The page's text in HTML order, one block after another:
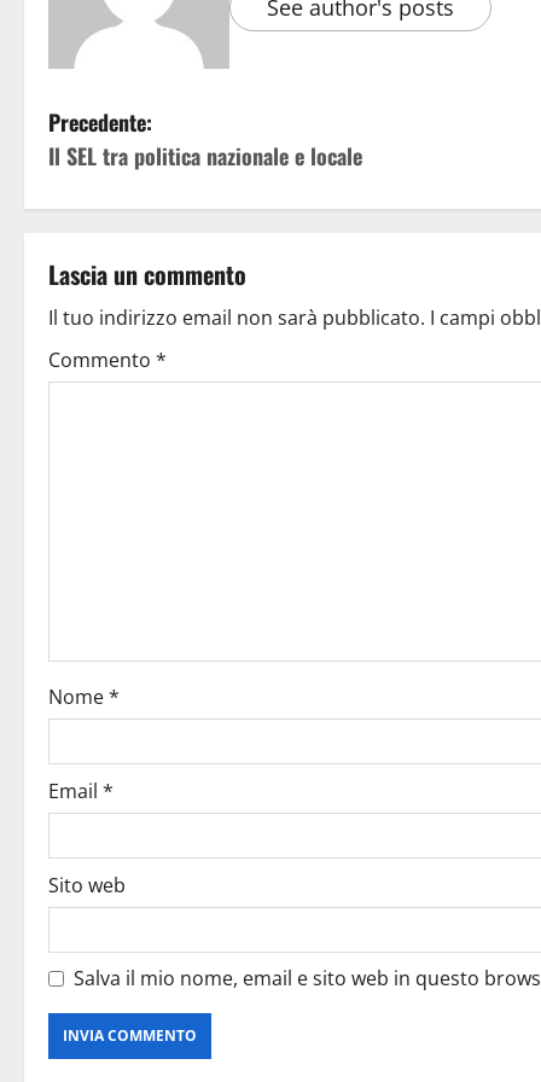
See author's posts
Precedente:
Il SEL tra politica nazionale e locale
Lascia un commento
Il tuo indirizzo email non sarà pubblicato. I campi
Commento *
Nome*
Email *
Sito web
Salva il mio nome, email e sito web in questo